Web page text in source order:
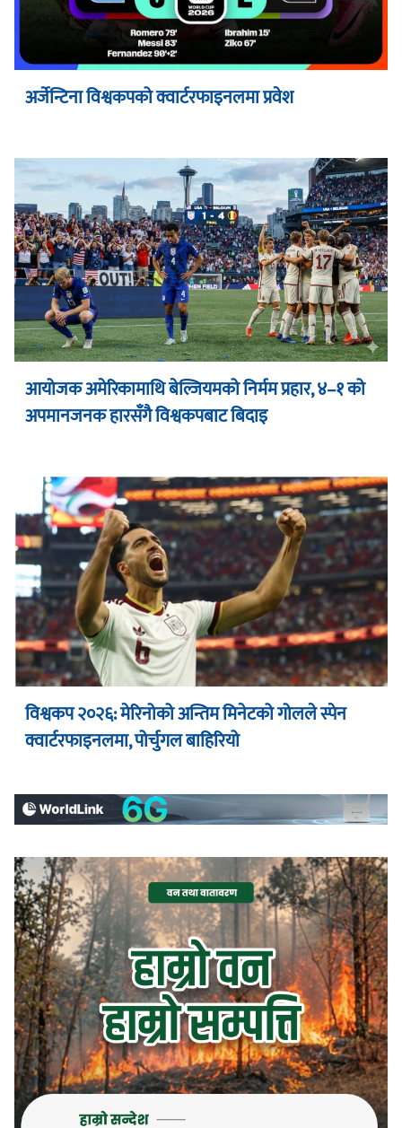
अर्जेन्टिना विश्वकपको क्वार्टरफाइनलमा प्रवेश
आयोजक अमेरिकामाथि बेल्जियमको निर्मम प्रहार, ४–१ को
अपमानजनक हारसँगै विश्वकपबाट बिदाइ
विश्वकप २०२६: मेरिनोको अन्तिम मिनेटको गोलले स्पेन
क्वार्टरफाइनलमा, पोर्चुगल बाहिरियो